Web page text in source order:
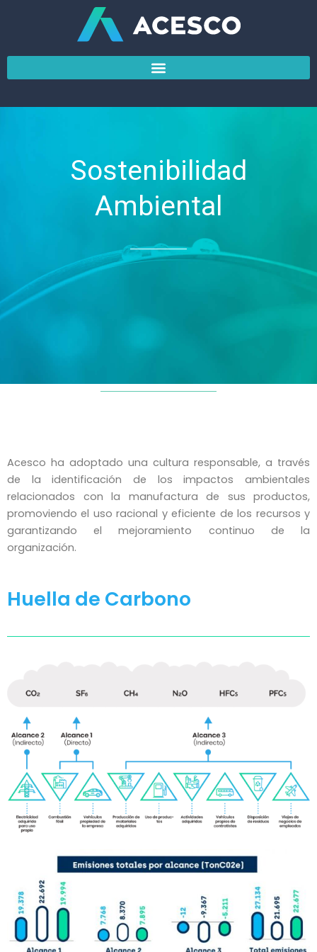
Sostenibilidad
Ambiental
Acesco ha adoptado una cultura responsable, a través
de la identificación de los impactos ambientales
relacionados con la manufactura de sus productos,
promoviendo el uso racional y eficiente de los recursos y
garantizando el mejoramiento continuo de la
organización.
Huella de Carbono